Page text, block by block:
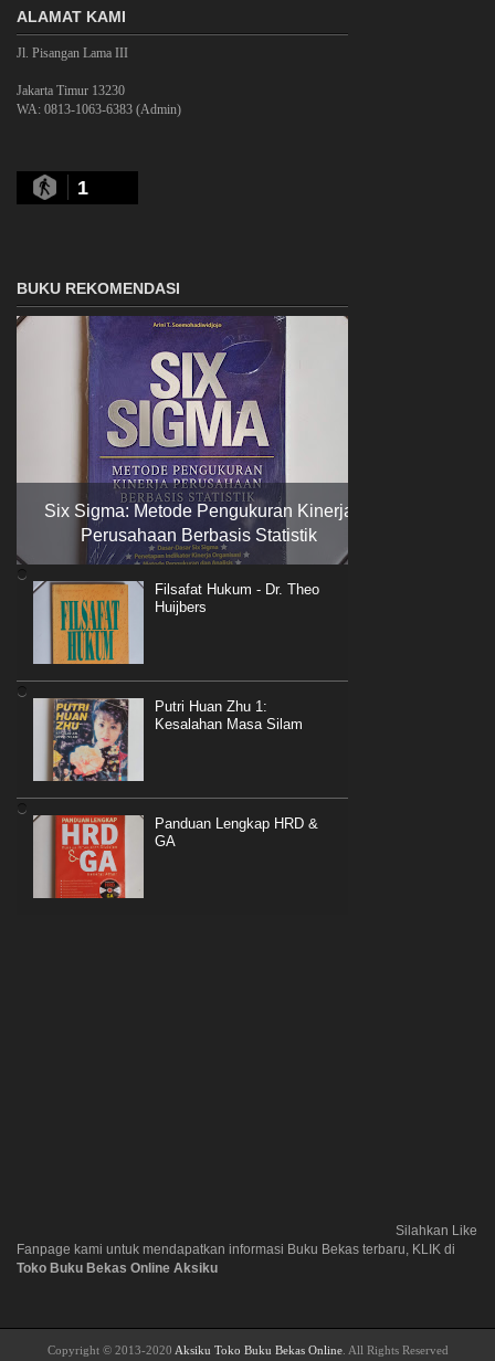
ALAMAT KAMI
Jl. Pisangan Lama III
Jakarta Timur 13230
WA: 0813-1063-6383 (Admin)
1
BUKU REKOMENDASI
Six Sigma: Metode Pengukuran Kinerja
Perusahaan Berbasis Statistik
Filsafat Hukum - Dr. Theo
Huijbers
Putri Huan Zhu 1:
Kesalahan Masa Silam
Panduan Lengkap HRD &
GA
Silahkan Like
Fanpage kami untuk mendapatkan informasi Buku Bekas terbaru, KLIK di
Toko Buku Bekas Online Aksiku
Copyright © 2013-2020 Aksiku Toko Buku Bekas Online. All Rights Reserved